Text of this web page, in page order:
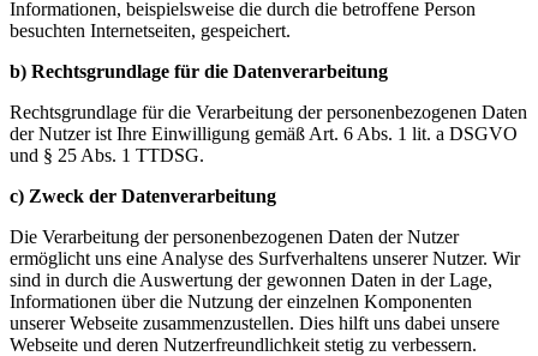
Informationen, beispielsweise die durch die betroffene Person
besuchten Internetseiten, gespeichert.
b) Rechtsgrundlage für die Datenverarbeitung
Rechtsgrundlage für die Verarbeitung der personenbezogenen Daten
der Nutzer ist Ihre Einwilligung gemäß Art. 6 Abs. 1 lit. a DSGVO
und § 25 Abs. 1 TTDSG.
c) Zweck der Datenverarbeitung
Die Verarbeitung der personenbezogenen Daten der Nutzer
ermöglicht uns eine Analyse des Surfverhaltens unserer Nutzer. Wir
sind in durch die Auswertung der gewonnen Daten in der Lage,
Informationen über die Nutzung der einzelnen Komponenten
unserer Webseite zusammenzustellen. Dies hilft uns dabei unsere
Webseite und deren Nutzerfreundlichkeit stetig zu verbessern.